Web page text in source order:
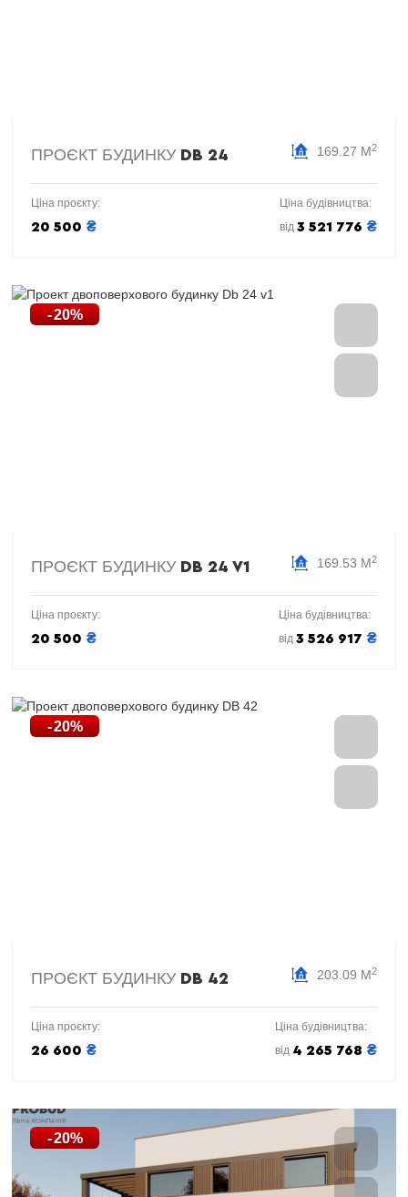
ПРОЄКТ БУДИНКУ DB 24 169.27 М2
Ціна проєкту:
20 500 ₴
Ціна будівництва:
від 3 521 776 ₴
ПРОЄКТ БУДИНКУ DB 24 V1 169.53 М2
Ціна проєкту:
20 500 ₴
Ціна будівництва:
від 3 526 917 ₴
ПРОЄКТ БУДИНКУ DB 42 203.09 М2
Ціна проєкту:
26 600 ₴
Ціна будівництва:
від 4 265 768 ₴